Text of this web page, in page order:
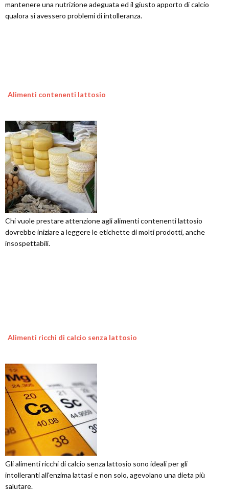
mantenere una nutrizione adeguata ed il giusto apporto di calcio
qualora si avessero problemi di intolleranza.
Alimenti contenenti lattosio
Chi vuole prestare attenzione agli alimenti contenenti lattosio
dovrebbe iniziare a leggere le etichette di molti prodotti, anche
insospettabili.
Alimenti ricchi di calcio senza lattosio
Gli alimenti ricchi di calcio senza lattosio sono ideali per gli
intolleranti all'enzima lattasi e non solo, agevolano una dieta più
salutare.